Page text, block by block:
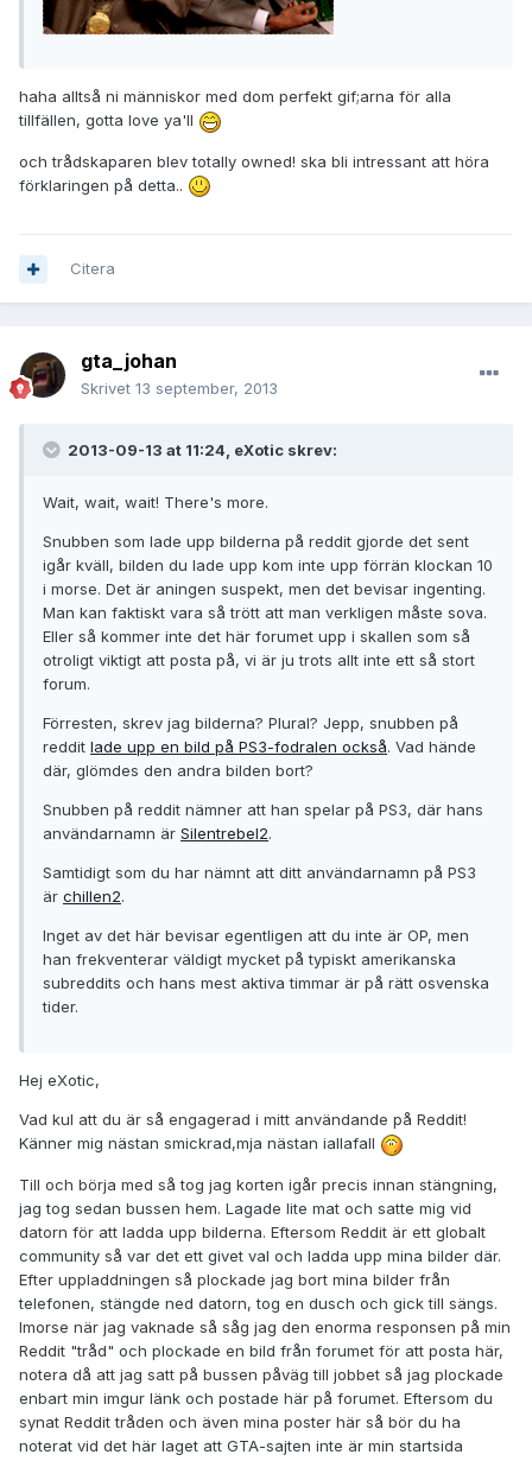
haha alltså ni människor med dom perfekt gif;arna för alla
tillfällen, gotta love ya'll
och trådskaparen blev totally owned! ska bli intressant att höra
förklaringen på detta..
Citera
gta_johan
Skrivet 13 september, 2013
2013-09-13 at 11:24, eXotic skrev:
Wait, wait, wait! There's more.
Snubben som lade upp bilderna på reddit gjorde det sent
igår kväll, bilden du lade upp kom inte upp förrän klockan 10
i morse. Det är aningen suspekt, men det bevisar ingenting.
Man kan faktiskt vara så trött att man verkligen måste sova.
Eller så kommer inte det här forumet upp i skallen som så
otroligt viktigt att posta på, vi är ju trots allt inte ett så stort
forum.
Förresten, skrev jag bilderna? Plural? Jepp, snubben på
reddit lade upp en bild på PS3-fodralen också. Vad hände
där, glömdes den andra bilden bort?
Snubben på reddit nämner att han spelar på PS3, där hans
användarnamn är Silentrebel2.
Samtidigt som du har nämnt att ditt användarnamn på PS3
är chillen2.
Inget av det här bevisar egentligen att du inte är OP, men
han frekventerar väldigt mycket på typiskt amerikanska
subreddits och hans mest aktiva timmar är på rätt osvenska
tider.
Hej eXotic,
Vad kul att du är så engagerad i mitt användande på Reddit!
Känner mig nästan smickrad,mja nästan iallafall
Till och börja med så tog jag korten igår precis innan stängning,
jag tog sedan bussen hem. Lagade lite mat och satte mig vid
datorn för att ladda upp bilderna. Eftersom Reddit är ett globalt
community så var det ett givet val och ladda upp mina bilder där.
Efter uppladdningen så plockade jag bort mina bilder från
telefonen, stängde ned datorn, tog en dusch och gick till sängs.
Imorse när jag vaknade så såg jag den enorma responsen på min
Reddit "tråd" och plockade en bild från forumet för att posta här,
notera då att jag satt på bussen påväg till jobbet så jag plockade
enbart min imgur länk och postade här på forumet. Eftersom du
synat Reddit tråden och även mina poster här så bör du ha
noterat vid det här laget att GTA-sajten inte är min startsida